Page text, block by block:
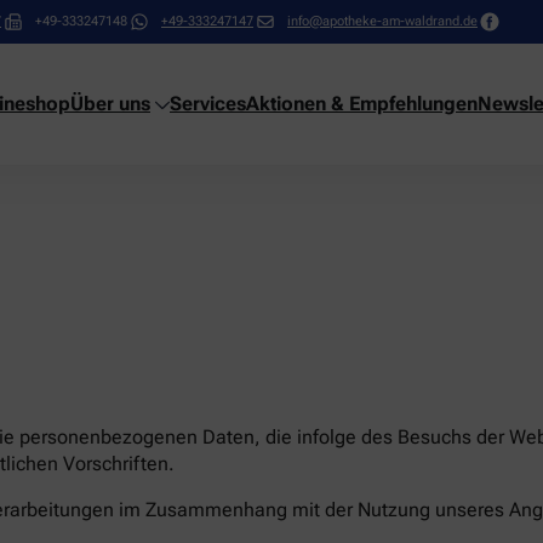
+49-333247148 +49-333247147 info@apotheke-am-waldrand.de
Über uns ServicesAktionen & Empfehlungen
personenbezogenen Daten, die infolge des Besuchs der
Vorschriften.
im Zusammenhang mit der Nutzung unseres